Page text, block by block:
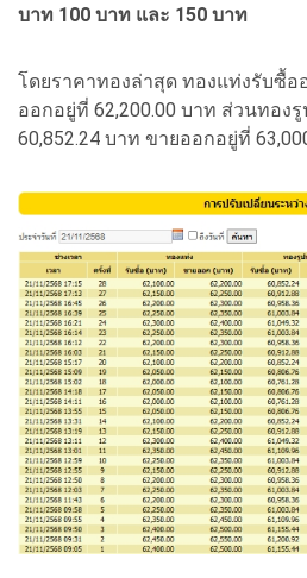
บาท 100 บาท และ 150 บาท
โดยราคาทองล่าสุด ทองแท่งรับซื้อ
ออกอยู่ที่ 62,200.00 บาท ส่วนทอง
60,852.24 บาท ขายออกอยู่ที่